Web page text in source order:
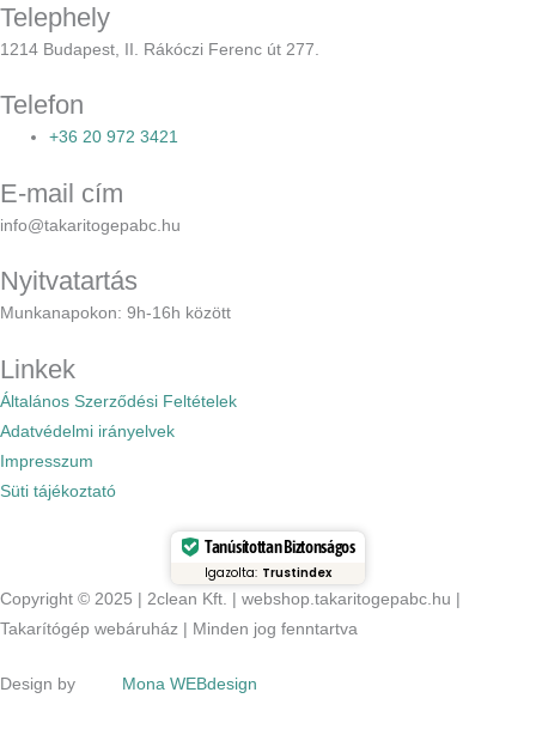
Telephely
1214 Budapest, II. Rákóczi Ferenc út 277.
Telefon
+36 20 972 3421
E-mail cím
info@takaritogepabc.hu
Nyitvatartás
Munkanapokon: 9h-16h között
Linkek
Általános Szerződési Feltételek
Adatvédelmi irányelvek
Impresszum
Süti tájékoztató
Tanúsítottan Biztonságos
Igazolta: Trustindex
Copyright © 2025 | 2clean Kft. | webshop.takaritogepabc.hu |
Takarítógép webáruház | Minden jog fenntartva
Design by Mona WEBdesign